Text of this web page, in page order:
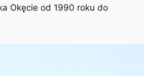
Okęcie od 1990 roku do